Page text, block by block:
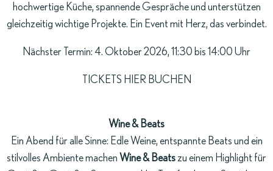
hochwertige Küche, spannende Gespräche und unterstützen
gleichzeitig wichtige Projekte. Ein Event mit Herz, das verbindet.
Nächster Termin: 4. Oktober 2026, 11:30 bis 14:00 Uhr
TICKETS HIER BUCH EN
Wine & Beats
Ein Abend für alle Sinne: Edle Weine, entspannte Beats und ein
stilvolles Ambiente machen Wine & Beatszu einem Highlight für